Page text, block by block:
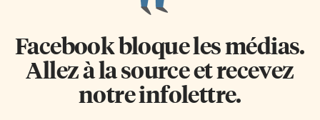
Facebook bloque les médias.
Allez à la source et recevez
notre infolettre.